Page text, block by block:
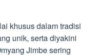
khusus dalam tradisi
unik, serta diyakini
Jimbe sering